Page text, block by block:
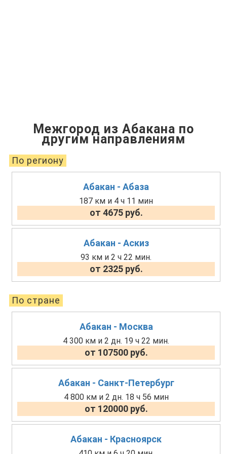
Межгород из Абакана по
другим направлениям
По региону
Абакан - Абаза
187 км и 4 ч 11 мин
от 4675 руб.
Абакан - Аскиз
93 км и 2 ч 22 мин.
от 2325 руб.
По стране
Абакан - Москва
4 300 км и 2 дн. 19 ч 22 мин.
от 107500 руб.
Абакан - Санкт-Петербург
4 800 км и 2 дн. 18 ч 56 мин
от 120000 руб.
Абакан - Красноярск